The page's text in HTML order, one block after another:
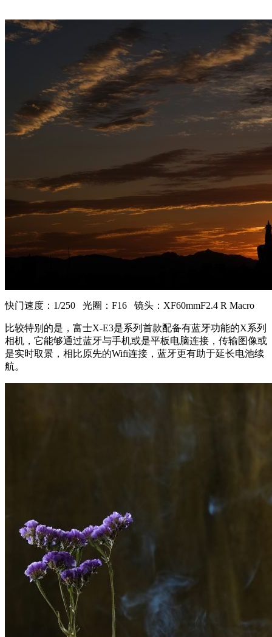
快门速度：1/250 光圈：F16 镜头：XF60mmF2.4 R Macro
比较特别的是，富士X-E3是系列首款配备有蓝牙功能的X系列
相机，它能够通过蓝牙与手机或是平板电脑连接，传输图像或
是实时取景，相比原先的Wifi连接，蓝牙更有助于延长电池续
航。